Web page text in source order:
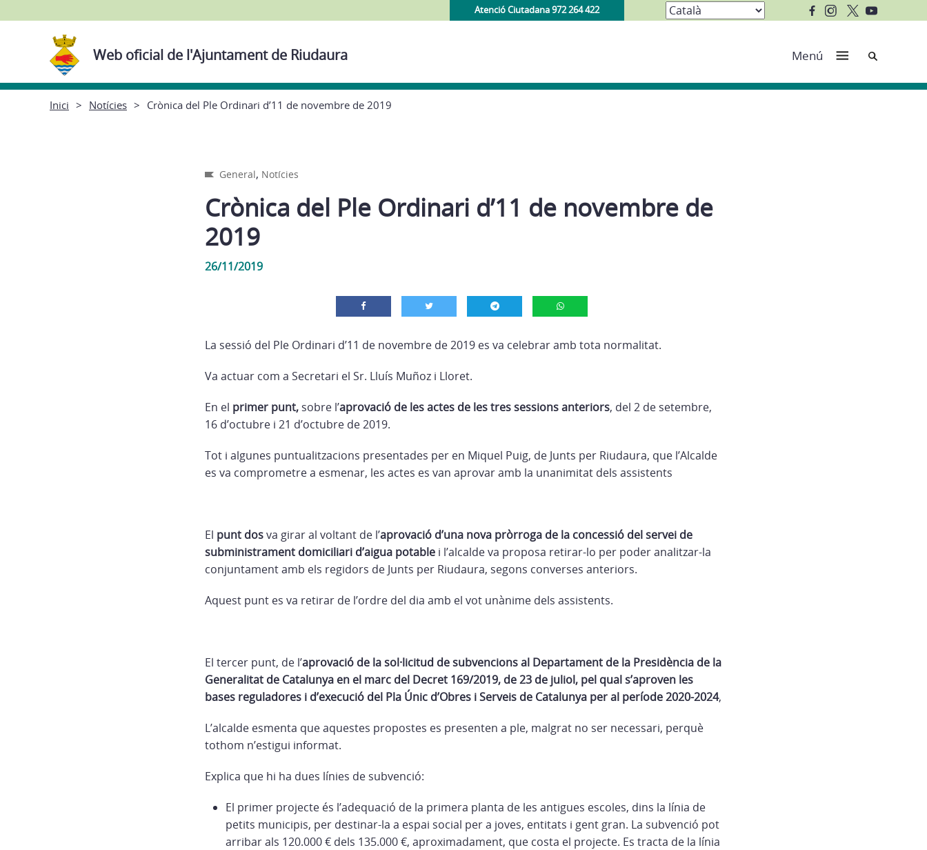
Atenció Ciutadana 972 264 422
Web oficial de l'Ajuntament de Riudaura Menú Cerca
Inici Notícies Crònica del Ple Ordinari d’11 de novembre de 2019
General, Notícies
Crònica del Ple Ordinari d’11 de novembre de
2019
26/11/2019
La sessió del Ple Ordinari d’11 de novembre de 2019 es va celebrar amb tota normalitat.
Va actuar com a Secretari el Sr. Lluís Muñoz i Lloret.
En el primer punt, sobre l’aprovació de les actes de les tres sessions anteriors, del 2 de setembre,
16 d’octubre i 21 d’octubre de 2019.
Tot i algunes puntualitzacions presentades per en Miquel Puig, de Junts per Riudaura, que l’Alcalde
es va comprometre a esmenar, les actes es van aprovar amb la unanimitat dels assistents
El punt dosva girar al voltant de l’aprovació d’una nova pròrroga de la concessió del servei de
subministrament domiciliari d’aigua potable i l’alcalde va proposa retirar-lo per poder analitzar-la
conjuntament amb els regidors de Junts per Riudaura, segons converses anteriors.
Aquest punt es va retirar de l’ordre del dia amb el vot unànime dels assistents.
El tercer punt, de l’aprovació de la sol·licitud de subvencions al Departament de la Presidència de la
Generalitat de Catalunya en el marc del Decret 169/2019, de 23 de juliol, pel qual s’aproven les
bases reguladores i d’execució del Pla Únic d’Obres i Serveis de Catalunya per al període 2020-2024,
L’alcalde esmenta que aquestes propostes es presenten a ple, malgrat no ser necessari, perquè
tothom n’estigui informat.
Explica que hi ha dues línies de subvenció:
El primer projecte és l’adequació de la primera planta de les antigues escoles, dins la línia de
petits municipis, per destinar-la a espai social per a joves, entitats i gent gran. La subvenció pot
arribar als 120.000 € dels 135.000 €, aproximadament, que costa el projecte. Es tracta de la línia